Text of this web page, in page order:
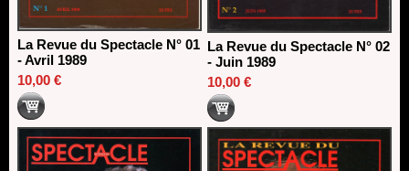
La Revue du Spectacle N° 01
- Avril 1989
10,00 €
La Revue du Spectacle N° 02
- Juin 1989
10,00 €